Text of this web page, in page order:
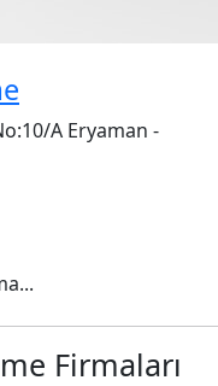
A Eryaman -
Firmaları